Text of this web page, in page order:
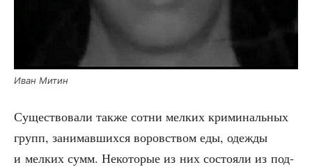
Иван Митин
Суще­ство­ва­ли так­же сот­ни мел­ких кри­ми­наль­ных
групп, зани­мав­ших­ся воров­ством еды, одеж­ды
и мел­ких сумм. Неко­то­рые из них состо­я­ли из под­